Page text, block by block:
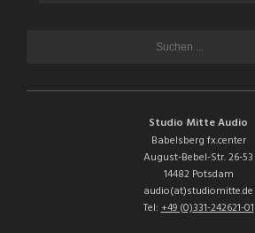
Studio Mitte Audio
Babelsberg fx.center
August-Bebel-Str. 26-53
14482 Potsdam
audio(at)studiomitte.de
Tel:+49 (0)331-242621-01